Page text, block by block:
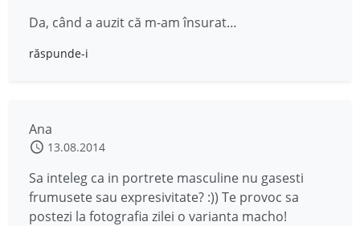
Da, când a auzit că m-am însurat…
răspunde-i
Ana
13.08.2014
Sa inteleg ca in portrete masculine nu gasesti
frumusete sau expresivitate? :)) Te provoc sa
postezi la fotografia zilei o varianta macho!